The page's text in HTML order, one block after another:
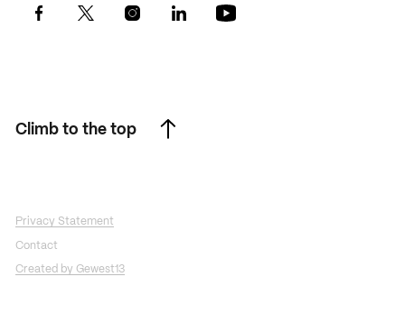
Climb to the top
Privacy Statement
Contact
Created by Gewest13